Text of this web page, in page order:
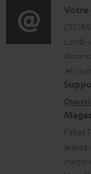
a
g
e
a
b
l
e
s
t
i
o
n
s
e
a
o
r
m
a
t
o
n
s
D
é
t
a
i
s
c
o
Votre
et
Faites